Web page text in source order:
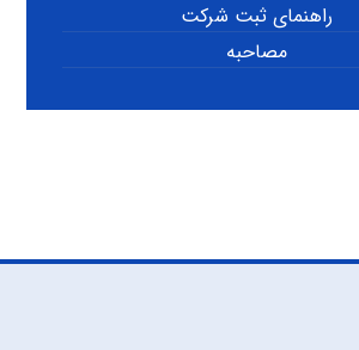
راهنمای ثبت شرکت
مصاحبه